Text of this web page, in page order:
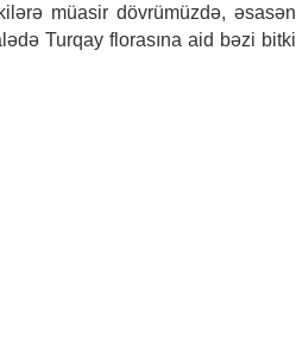
müasir dövrümüzdə, əsasən
Turqay florasına aid bəzi bitki